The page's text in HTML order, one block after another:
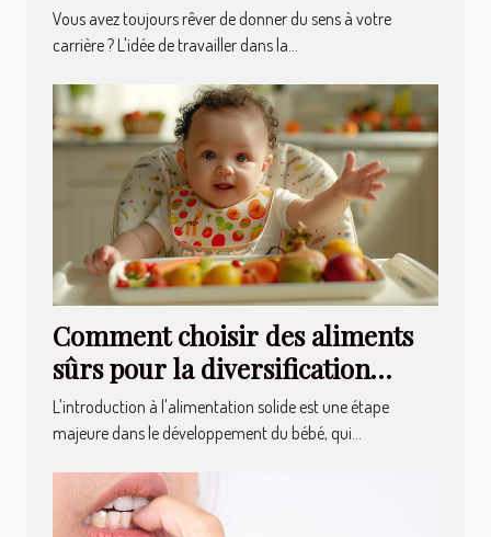
Vous avez toujours rêver de donner du sens à votre
carrière ? L'idée de travailler dans la...
Comment choisir des aliments
sûrs pour la diversification
alimentaire de bébé
L'introduction à l'alimentation solide est une étape
majeure dans le développement du bébé, qui...